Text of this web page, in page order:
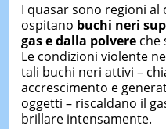
I quasar sono regioni al
ospitano buchi neri
gas e dalla polvereche
Le condizioni violente
tali buchi neri attivi –
accrescimento e
oggetti – riscaldano il
brillare intensamente.